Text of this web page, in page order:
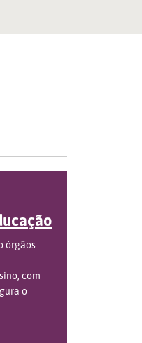
órgãos
com
o